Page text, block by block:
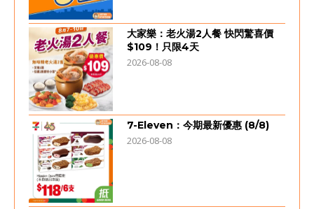
大家樂：老火湯2人餐 快閃驚喜價
$109！只限4天
2026-08-08
7-Eleven：今期最新優惠 (8/8)
2026-08-08